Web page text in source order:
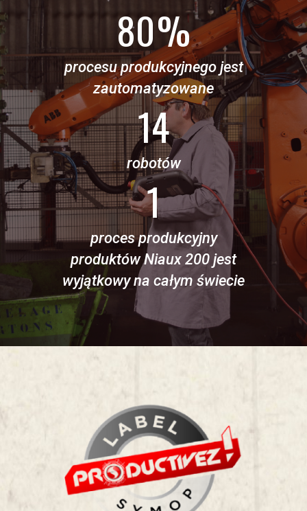
80%
procesu produkcyjnego jest
zautomatyzowane
14
robotów
1
proces produkcyjny
produktów Niaux 200 jest
wyjątkowy na całym świecie